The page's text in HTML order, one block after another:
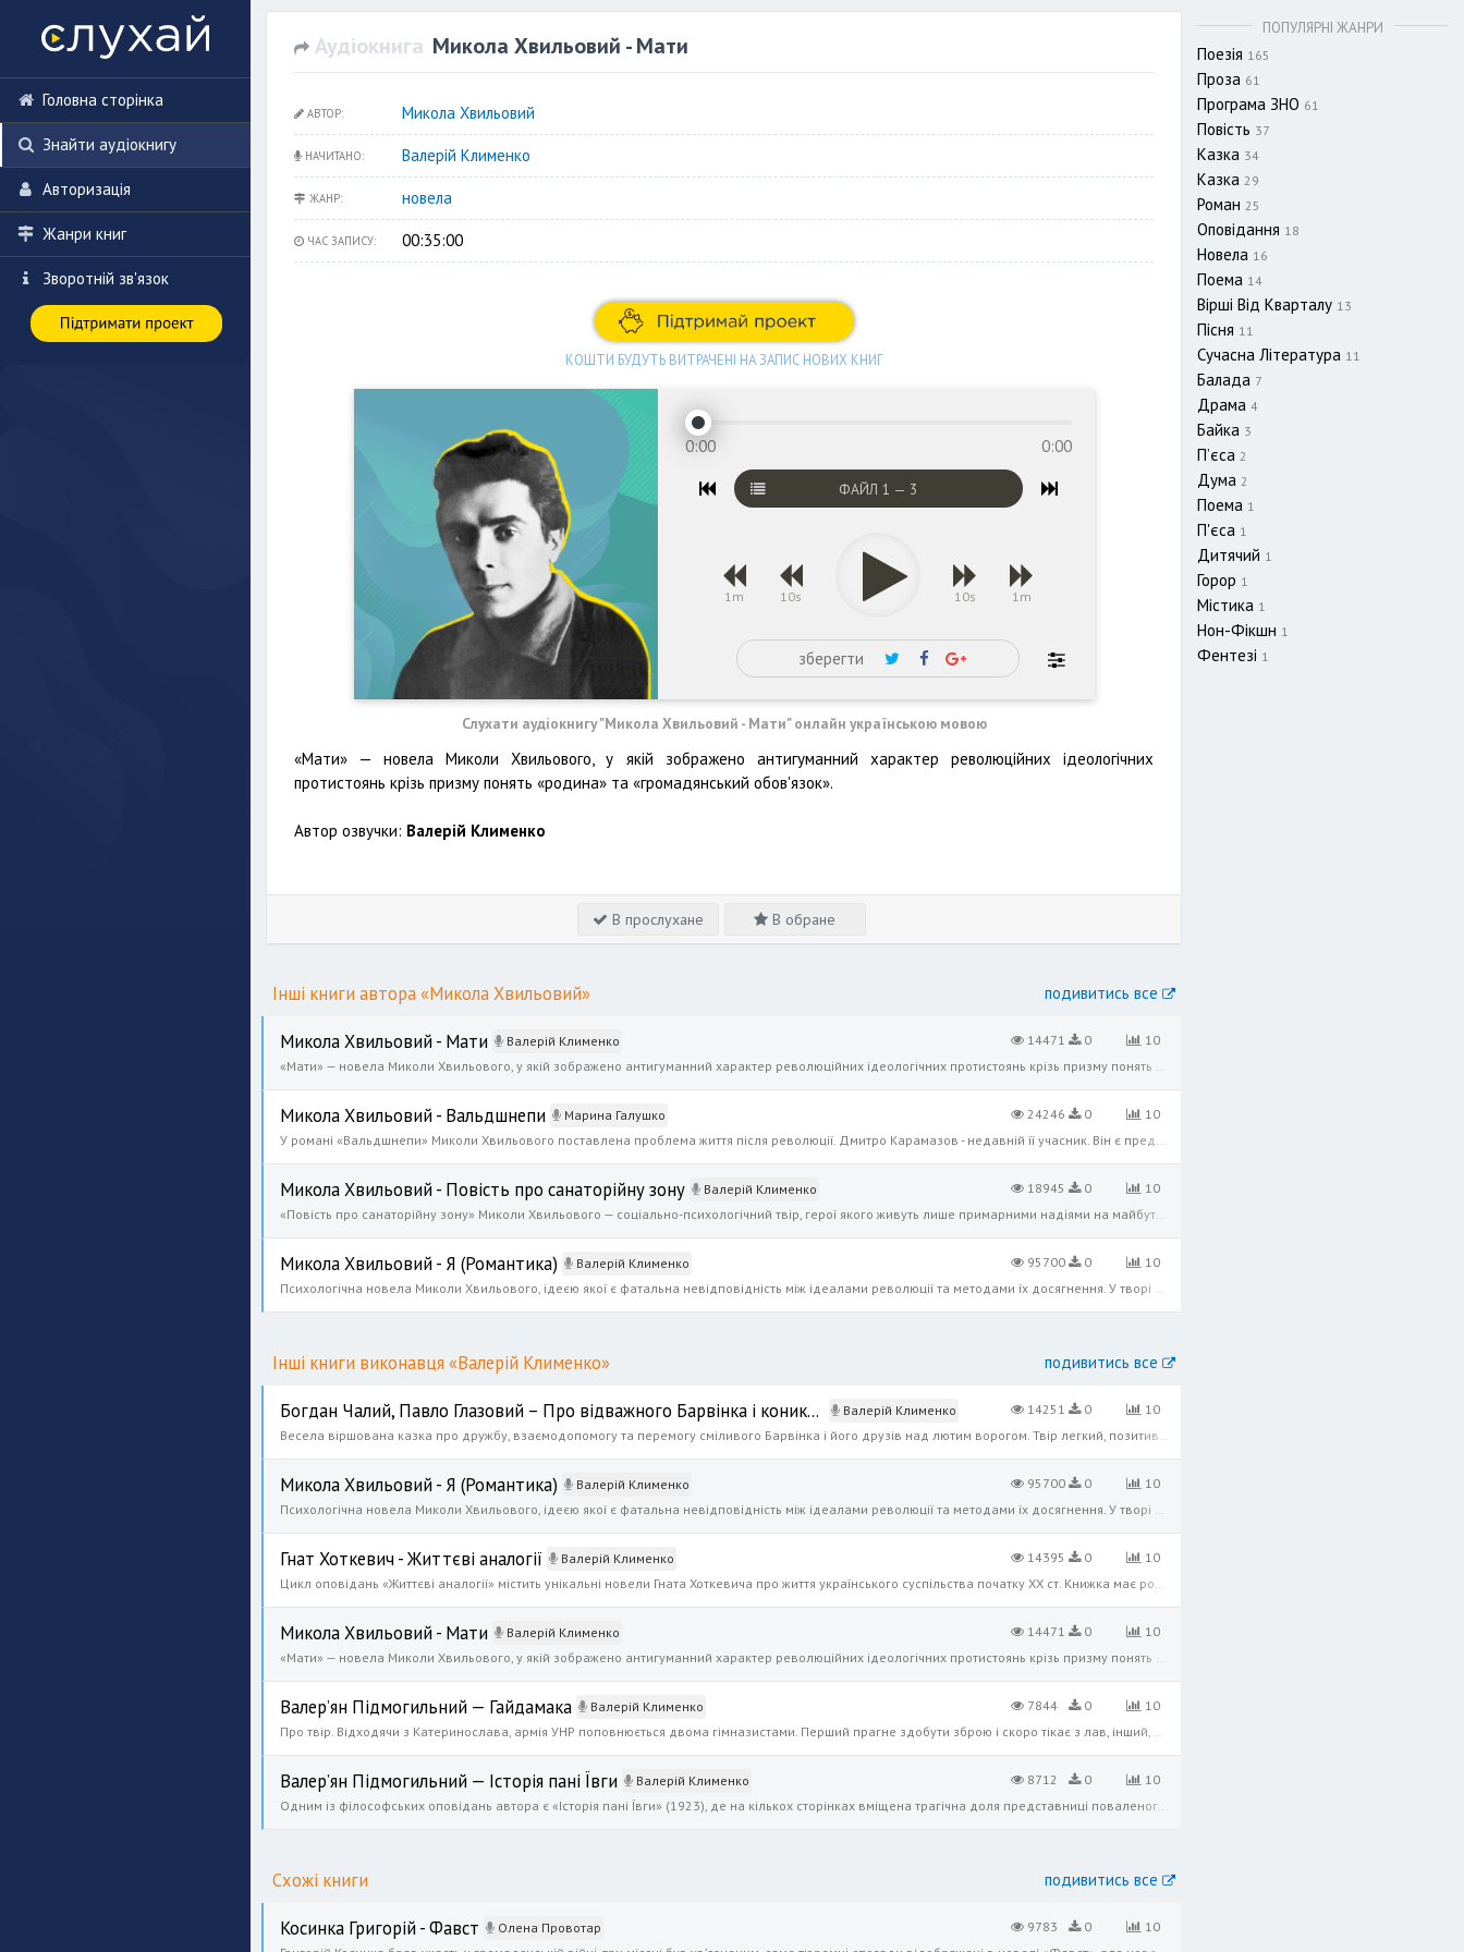
Головна сторінка
Знайти аудіокнигу
Авторизація
Жанри книг
Зворотній зв'язок
ПОПУЛЯРНІ ЖАНРИ
Поезія 165
Проза 61
Програма ЗНО 61
Повість 37
Казка 34
Казка 29
Роман 25
Оповідання 18
Новела 16
Поема 14
Вірші Від Кварталу 13
Пісня 11
Сучасна Література 11
Балада 7
Драма 4
Байка 3
П’єса 2
Дума 2
Поема 1
П'єса 1
Дитячий 1
Горор 1
Містика 1
Нон-Фікшн 1
Фентезі 1
Аудіокнига Микола Хвильовий - Мати
АВТОР: Микола Хвильовий
НАЧИТАНО: Валерій Клименко
ЖАНР: новела
ЧАС ЗАПИСУ: 00:35:00
КОШТИ БУДУТЬ ВИТРАЧЕНІ НА ЗАПИС НОВИХ КНИГ
0:00 0:00
ФАЙЛ 1 — 3
1m 10s 10s 1m
зберегти
Слухати аудіокнигу "Микола Хвильовий - Мати" онлайн українською мовою
«Мати» — новела Миколи Хвильового, у якій зображено антигуманний характер революційних ідеологічних
протистоянь крізь призму понять «родина» та «громадянський обов'язок».
Автор озвучки: Валерій Клименко
В прослухане В обране
Інші книги автора «Микола Хвильовий» подивитись все
Микола Хвильовий - Мати Валерій Клименко 14471 0
10
«Мати» — новела Миколи Хвильового, у якій зображено антигуманний характер революційних ідеологічних протистоянь крізь призму понять «родина» та «громадянський обов'язок». Автор озвучки: Валерій Клименко
Микола Хвильовий - Вальдшнепи Марина Галушко 24246 0
10
У романі «Вальдшнепи» Миколи Хвильового поставлена проблема життя після революції. Дмитро Карамазов - недавній її учасник. Він є представником тієї романтичної молоді, яка й духовно формувалася під час революції. Крах ідеалів прив
Микола Хвильовий - Повість про санаторійну зону Валерій Клименко 18945 0
10
«Повість про санаторійну зону» Миколи Хвильового — соціально-психологічний твір, герої якого живуть лише примарними надіями на майбутнє і на відродження нації, однак, ці надії з кожним днем віддаляються. Тут постає ціла галерея за
Микола Хвильовий - Я (Романтика) Валерій Клименко 95700 0
10
Психологічна новела Миколи Хвильового, ідеєю якої є фатальна невідповідність між ідеалами революції та методами їх досягнення. У творі засуджується більшовицький революційний фанатизм. Автор розкриває психологію мрійників, романти
Інші книги виконавця «Валерій Клименко» подивитись все
Богдан Чалий, Павло Глазовий – Про відважного Барвінка і коника Дзвоника Валерій Клименко 14251 0
10
Весела віршована казка про дружбу, взаємодопомогу та перемогу сміливого Барвінка і його друзів над лютим ворогом. Твір легкий, позитивний, а також повчальний. Не дивно, що ця захоплива казка одна з найулюбленіших серед дітлахів. А
Микола Хвильовий - Я (Романтика) Валерій Клименко 95700 0
10
Психологічна новела Миколи Хвильового, ідеєю якої є фатальна невідповідність між ідеалами революції та методами їх досягнення. У творі засуджується більшовицький революційний фанатизм. Автор розкриває психологію мрійників, романти
Гнат Хоткевич - Життєві аналогії Валерій Клименко 14395 0
10
Цикл оповідань «Життєві аналогії» містить унікальні новели Гната Хоткевича про життя українського суспільства початку ХХ ст. Книжка має розділи, кожен з яких складається із двох частин — «зооморфної» та «антропоморфної». Перша зад
Микола Хвильовий - Мати Валерій Клименко 14471 0
10
«Мати» — новела Миколи Хвильового, у якій зображено антигуманний характер революційних ідеологічних протистоянь крізь призму понять «родина» та «громадянський обов'язок». Автор озвучки: Валерій Клименко
Валер’ян Підмогильний — Гайдамака Валерій Клименко 7844 0
10
Про твір. Відходячи з Катеринослава, армія УНР поповнюється двома гімназистами. Перший прагне здобути зброю і скоро тікає з лав, інший, перейнятий власною нікчемністю, лишається і потрапляє у більшовицький полон. Від тоді його пов
Валер’ян Підмогильний — Історія пані Ївги Валерій Клименко 8712 0
10
Одним із філософських оповідань автора є «Історія пані Ївги» (1923), де на кількох сторінках вміщена трагічна доля представниці поваленого панства. В оповіданні Валер’ян Підмогильний реалістично відтворив складну ситуацію взаємин
Схожі книги подивитись все
Косинка Григорій - Фавст Олена Провотар 9783 0
10